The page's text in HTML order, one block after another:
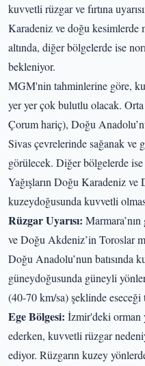
kuvvetli rüzgar ve fırtına
Karadeniz ve doğu kesimlerde
altında, diğer bölgelerde ise
bekleniyor.
MGM'nin tahminlerine göre,
yer yer çok bulutlu olacak.
Çorum hariç), Doğu
Sivas çevrelerinde sağanak ve
görülecek. Diğer bölgelerde
Yağışların Doğu Karadeniz
kuzeydoğusunda kuvvetli
Rüzgar Uyarısı:
ve Doğu Akdeniz’in Toroslar
Doğu Anadolu’nun batısında
güneydoğusunda güneyli
(40-70 km/sa) şeklinde
Ege Bölgesi: İzmir'deki orman
ederken, kuvvetli rüzgar
ediyor. Rüzgarın kuzey